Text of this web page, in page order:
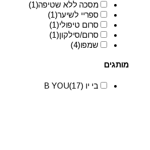
מסכה ללא שטיפה(1)
ספריי לשיער(1)
סרום טיפולי(1)
סרום/סילקון(1)
שמפו(4)
מותגים
בי יו B YOU(17)